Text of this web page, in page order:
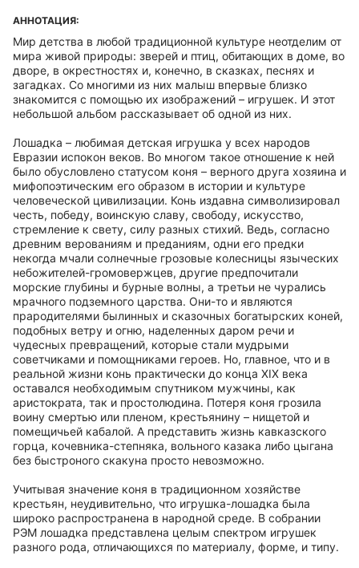
АННОТАЦИЯ:
Мир детства в любой традиционной культуре неотделим от
мира живой природы: зверей и птиц, обитающих в доме, во
дворе, в окрестностях и, конечно, в сказках, песнях и
загадках. Со многими из них малыш впервые близко
знакомится с помощью их изображений – игрушек. И этот
небольшой альбом рассказывает об одной из них.
Лошадка – любимая детская игрушка у всех народов
Евразии испокон веков. Во многом такое отношение к ней
было обусловлено статусом коня – верного друга хозяина и
мифопоэтическим его образом в истории и культуре
человеческой цивилизации. Конь издавна символизировал
честь, победу, воинскую славу, свободу, искусство,
стремление к свету, силу разных стихий. Ведь, согласно
древним верованиям и преданиям, одни его предки
некогда мчали солнечные грозовые колесницы языческих
небожителей-громовержцев, другие предпочитали
морские глубины и бурные волны, а третьи не чурались
мрачного подземного царства. Они-то и являются
прародителями былинных и сказочных богатырских коней,
подобных ветру и огню, наделенных даром речи и
чудесных превращений, которые стали мудрыми
советчиками и помощниками героев. Но, главное, что и в
реальной жизни конь практически до конца XIX века
оставался необходимым спутником мужчины, как
аристократа, так и простолюдина. Потеря коня грозила
воину смертью или пленом, крестьянину – нищетой и
помещичьей кабалой. А представить жизнь кавказского
горца, кочевника-степняка, вольного казака либо цыгана
без быстроного скакуна просто невозможно.
Учитывая значение коня в традиционном хозяйстве
крестьян, неудивительно, что игрушка-лошадка была
широко распространена в народной среде. В собрании
РЭМ лошадка представлена целым спектром игрушек
разного рода, отличающихся по материалу, форме, и типу.